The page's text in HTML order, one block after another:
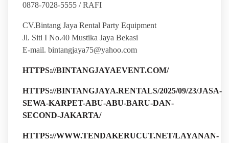
0878-7028-5555 / RAFI
CV.Bintang Jaya Rental Party Equipment
Jl. Siti I No.40 Mustika Jaya Bekasi
E-mail. bintangjaya75@yahoo.com
HTTPS://BINTANGJAYAEVENT.COM/
HTTPS://BINTANGJAYA.RENTALS/2025/09/23/JASA-
SEWA-KARPET-ABU-ABU-BARU-DAN-
SECOND-JAKARTA/
HTTPS://WWW.TENDAKERUCUT.NET/LAYANAN-